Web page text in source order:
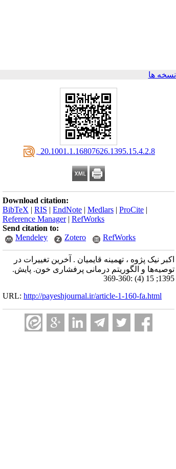
ها
‎ 20.1001.1.16807626.1395.15.4.2.8
Download citation:
BibTeX | RIS | EndNote | Medlars | ProCite |
Reference Manager| RefWorks
Send citation to:
Mendeley
Zotero RefWorks
اکبر نیک پژوه‌ ، تهمینه قایمیان . آخرین تغییرات در
توصیه‌ها و الگوریتم درمانی پرفشاری خون. پایش.
1395; 15 (4) :360-369
URL: http://payeshjournal.ir/article-1-160-fa.html